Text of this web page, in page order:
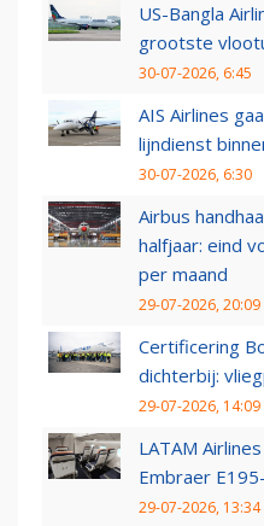
US-Bangla
grootste
30-07-2026, 6:45
AIS Airlines
lijndienst
30-07-2026, 6:30
Airbus
halfjaar: eind
per maand
29-07-2026, 20:09
Certificering
dichterbij:
29-07-2026, 14:09
LATAM
Embraer
29-07-2026, 13:34